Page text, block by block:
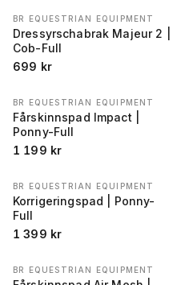
BR EQUESTRIAN EQUIPMENT
Dressyrschabrak Majeur 2 |
Cob-Full
699 kr
BR EQUESTRIAN EQUIPMENT
Fårskinnspad Impact |
Ponny-Full
1 199 kr
BR EQUESTRIAN EQUIPMENT
Korrigeringspad | Ponny-
Full
1 399 kr
BR EQUESTRIAN EQUIPMENT